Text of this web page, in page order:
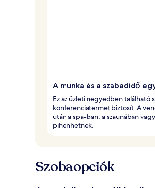
A munka és a szabadidő
Ez az üzleti negyedben található
konferenciatermet biztosít. A
után a spa-ban, a szaunában
pihenhetnek.
Szobaopciók